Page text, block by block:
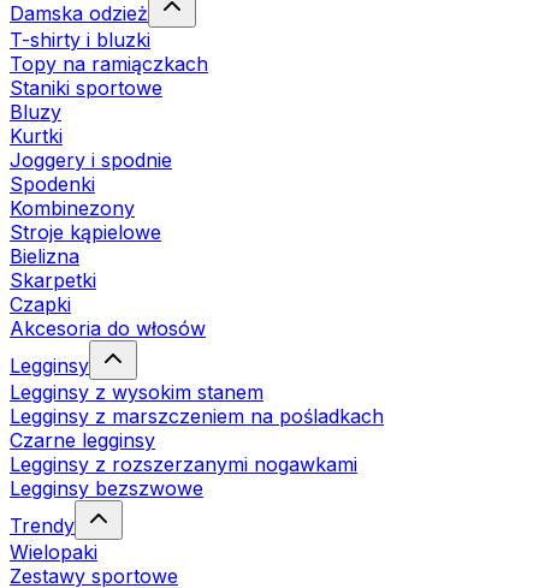
Damska odzież
T-shirty i bluzki
Topy na ramiączkach
Staniki sportowe
Bluzy
Kurtki
Joggery i spodnie
Spodenki
Kombinezony
Stroje kąpielowe
Bielizna
Skarpetki
Czapki
Akcesoria do włosów
Legginsy
Legginsy z wysokim stanem
Legginsy z marszczeniem na pośladkach
Czarne legginsy
Legginsy z rozszerzanymi nogawkami
Legginsy bezszwowe
Trendy
Wielopaki
Zestawy sportowe